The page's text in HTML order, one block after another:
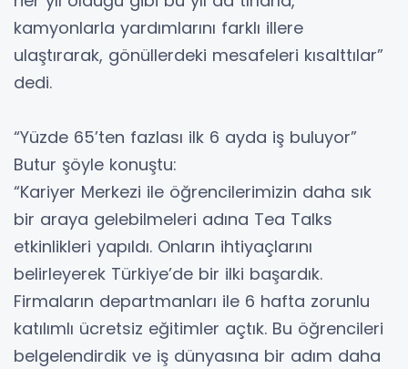
kamyonlarla yardımlarını farklı illere
ulaştırarak, gönüllerdeki mesafeleri kısalttılar”
dedi.
“Yüzde 65’ten fazlası ilk 6 ayda iş buluyor”
Butur şöyle konuştu:
“Kariyer Merkezi ile öğrencilerimizin daha sık
bir araya gelebilmeleri adına Tea Talks
etkinlikleri yapıldı. Onların ihtiyaçlarını
belirleyerek Türkiye’de bir ilki başardık.
Firmaların departmanları ile 6 hafta zorunlu
katılımlı ücretsiz eğitimler açtık. Bu öğrencileri
belgelendirdik ve iş dünyasına bir adım daha